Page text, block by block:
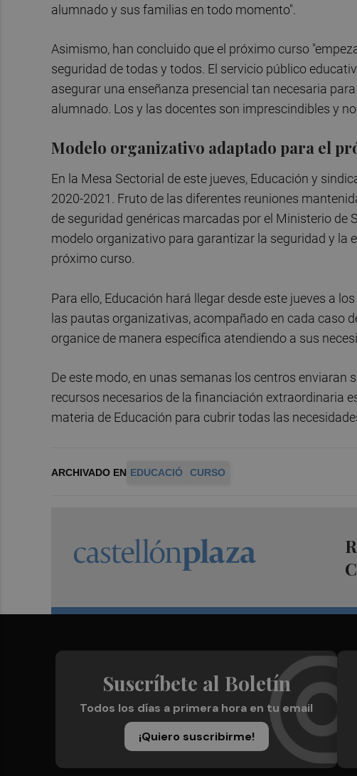
alumnado y sus familias en todo momento".
Asimismo, han concluido que el próximo curso
seguridad de todas y todos. El servicio público
asegurar una enseñanza presencial tan necesaria
alumnado. Los y las docentes son imprescindibles y
Modelo organizativo adaptado para el
En la Mesa Sectorial de este jueves, Educación y
2020-2021. Fruto de las diferentes reuniones
de seguridad genéricas marcadas por el Ministerio de
modelo organizativo para garantizar la seguridad y la
próximo curso.
Para ello, Educación hará llegar desde este jueves a
las pautas organizativas, acompañado en cada caso
organice de manera específica atendiendo a sus
De este modo, en unas semanas los centros
recursos necesarios de la financiación extraordinaria
materia de Educación para cubrir todas las
ARCHIVADO EN EDUCACIÓ CURSO
Suscríbete al Boletín
Todos los días a primera hora en tu email
¡Quiero suscribirme!